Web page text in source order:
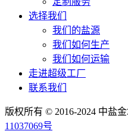
选择我们
我们的盐源
我们如何生产
我们如何运输
走进超级工厂
联系我们
版权所有 © 2016-2024 中盐
11037069号